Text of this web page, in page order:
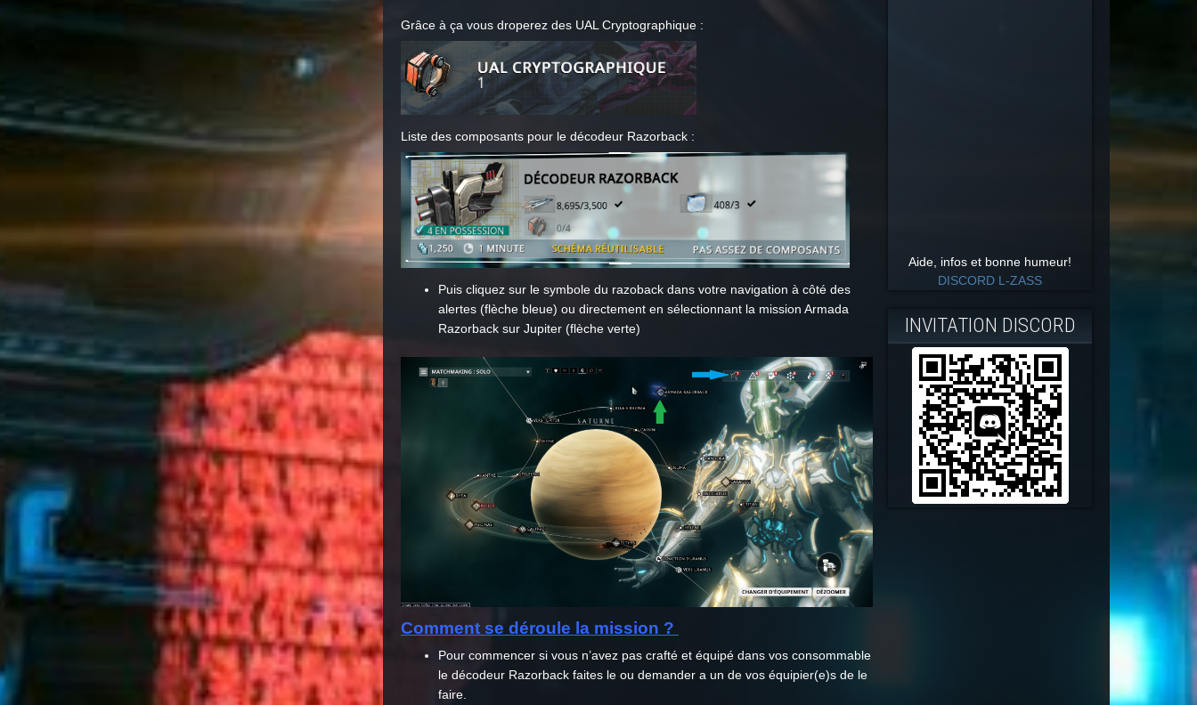
Grâce à ça vous droperez des UAL Cryptographique :
Liste des composants pour le décodeur Razorback :
Puis cliquez sur le symbole du razoback dans votre navigation à côté des
alertes (flèche bleue) ou directement en sélectionnant la mission Armada
Razorback sur Jupiter (flèche verte)
Comment se déroule la mission ?
Pour commencer si vous n’avez pas crafté et équipé dans vos consommable
le décodeur Razorback faites le ou demander a un de vos équipier(e)s de le
faire.
Aide, infos et bonne humeur!
DISCORD L-ZASS
INVITATION DISCORD